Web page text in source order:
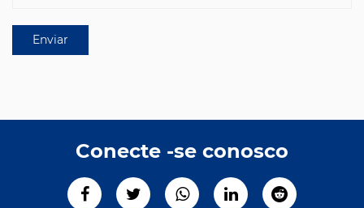
Conecte -se conosco